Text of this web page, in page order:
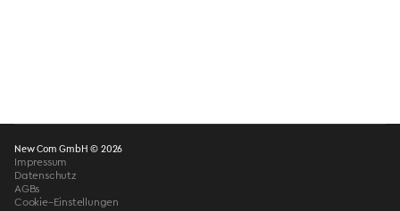
New Com GmbH © 2026
Impressum
Datenschutz
AGBs
Cookie–Einstellungen